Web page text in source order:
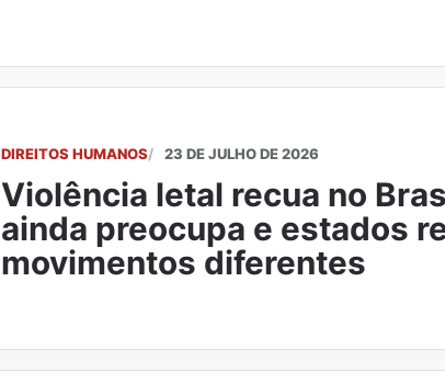
DIREITOS HUMANOS 23 DE JULHO DE 2026
Violência letal recua no
ainda preocupa e estados
movimentos diferentes